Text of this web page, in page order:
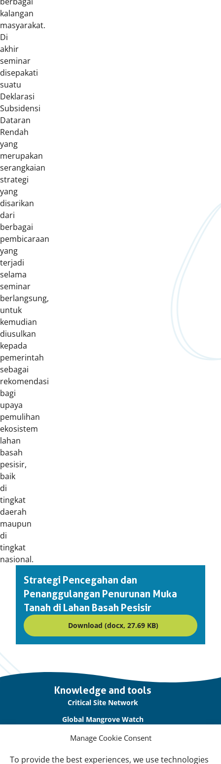
Manage Cookie Consent
To provide the best experiences, we use technologies
kalangan
masyarakat.
Di
akhir
seminar
disepakati
suatu
Deklarasi
Subsidensi
Dataran
Rendah
yang
merupakan
serangkaian
strategi
yang
disarikan
dari
berbagai
pembicaraan
yang
terjadi
selama
seminar
berlangsung,
untuk
kemudian
diusulkan
kepada
pemerintah
sebagai
rekomendasi
bagi
upaya
pemulihan
ekosistem
lahan
basah
pesisir,
baik
di
tingkat
daerah
maupun
di
tingkat
nasional.
Strategi Pencegahan dan
Penanggulangan Penurunan Muka
Tanah di Lahan Basah Pesisir
Download (docx, 27.69 KB)
Knowledge and tools
Critical Site Network
Global Mangrove Watch
International Waterbird Census